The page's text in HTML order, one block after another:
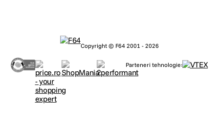
Copyright © F64 2001 - 2026
Parteneri tehnologie: